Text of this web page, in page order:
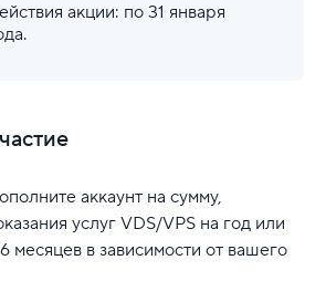
акции: по 31 января
аккаунт на сумму,
услуг VDS/VPS на год или
месяцев в зависимости от вашего